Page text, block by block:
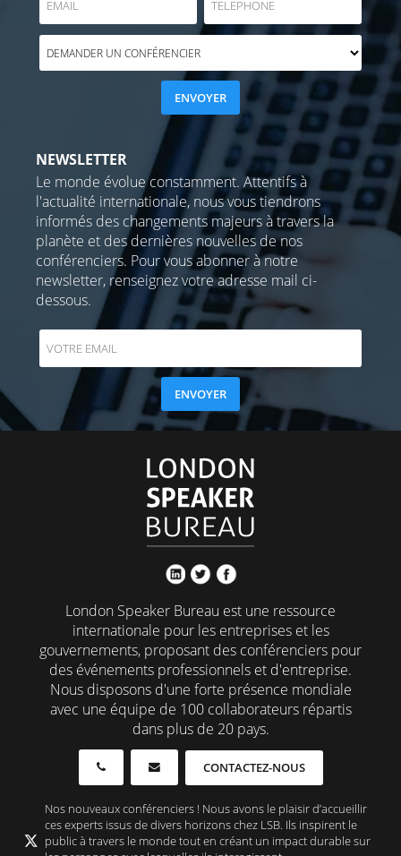
NEWSLETTER
Le monde évolue constamment. Attentifs à
l'actualité internationale, nous vous tiendrons
informés des changements majeurs à travers la
planète et des dernières nouvelles de nos
conférenciers. Pour vous abonner à notre
newsletter, renseignez votre adresse mail ci-
dessous.
London Speaker Bureau est une ressource
internationale pour les entreprises et les
gouvernements, proposant des conférenciers pour
des événements professionnels et d'entreprise.
Nous disposons d'une forte présence mondiale
avec une équipe de 100 collaborateurs répartis
dans plus de 20 pays.
CONTACTEZ-NOUS
Nos nouveaux conférenciers ! Nous avons le plaisir d’accueillir
ces experts issus de divers horizons chez LSB. Ils inspirent le
public à travers le monde tout en créant un impact durable sur